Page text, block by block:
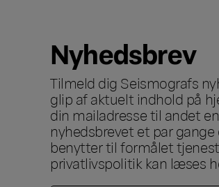
Nyhedsbrev
Tilmeld dig Seismografs
glip af aktuelt indhold på
din mailadresse til andet
nyhedsbrevet et par
benytter til formålet
privatlivspolitik kan læses